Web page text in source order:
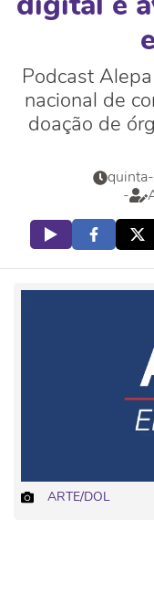
Podcast
nacional de
doação de
-
ARTE/DOL